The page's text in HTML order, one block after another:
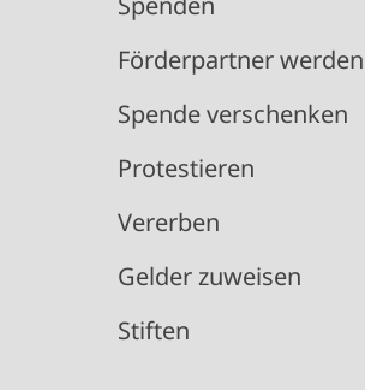
Förderpartner werden
Spende verschenken
Protestieren
Vererben
Gelder zuweisen
Stiften